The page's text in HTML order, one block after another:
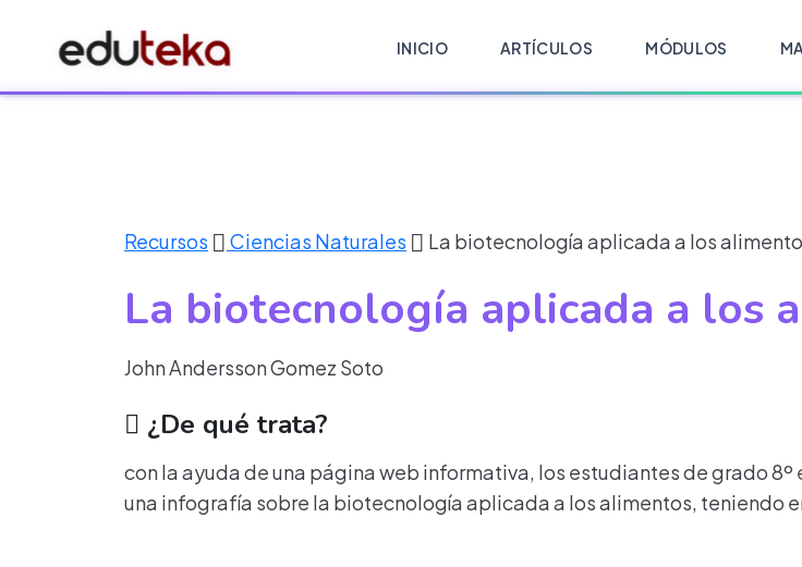
INICIO ARTÍCULOS MÓDULOS
Recursos Ciencias Naturales La biotecnología aplicada a los
La biotecnología aplicada a los
John Andersson Gomez Soto
¿De qué trata?
con la ayuda de una página web informativa, los estudiantes de grado
una infografía sobre la biotecnología aplicada a los alimentos, teniendo